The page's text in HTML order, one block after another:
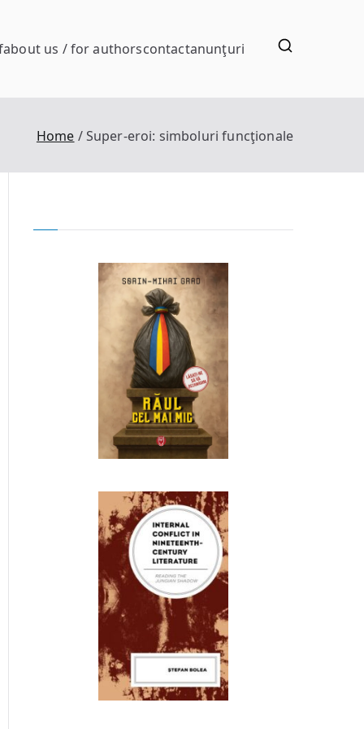
about us / for authorscontactanunţuri
Home Super-eroi: simboluri funcţionale